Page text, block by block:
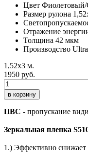
Цвет Фиолетовый/
Размер рулона
Отражение
Толщина 42 мкм
Производство
1,52х3 м.
1950 руб.
в корзину
ПВС - пропускание
Зеркальная пленка
1.) Эффективно